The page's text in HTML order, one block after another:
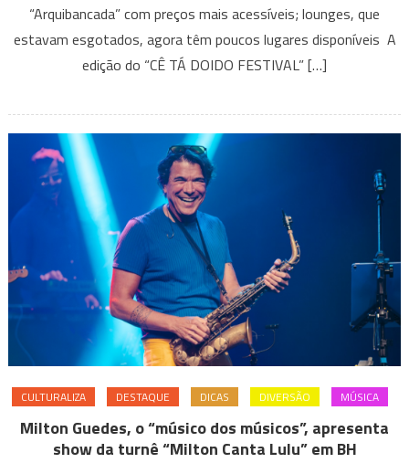
CÊ
TÁ
gramado
Mineirão
“Arquibancada” com preços mais acessíveis; lounges, que
estavam esgotados, agora têm poucos lugares disponíveis A
edição do “CÊ TÁ DOIDO FESTIVAL” […]
CULTURALIZA DESTAQUE DICAS DIVERSÃO MÚSICA
Milton Guedes, o “músico dos músicos”, apresenta
show da turnê “Milton Canta Lulu” em BH